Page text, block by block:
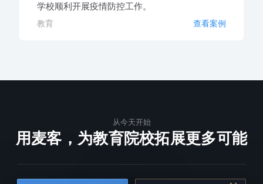
学校顺利开展疫情防控工作。
教育 查看案例
从今天开始
用麦客，为教育院校拓展更多可能